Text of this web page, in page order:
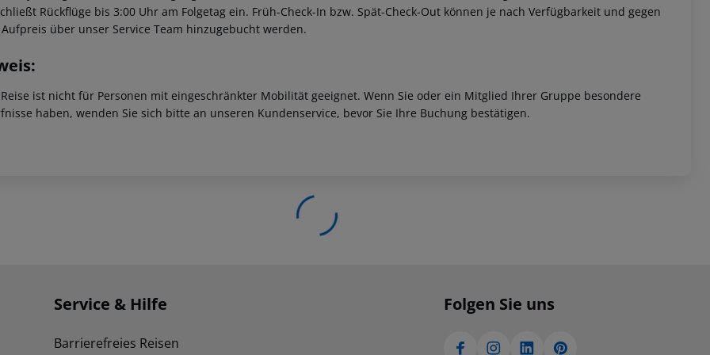
Rückflüge bis 3:00 Uhr am Folgetag ein. Früh-Check-In bzw. Spät-Check-Out können je nach Verfügbarkeit und gegen
über unser Service Team hinzugebucht werden.
ist nicht für Personen mit eingeschränkter Mobilität geeignet. Wenn Sie oder ein Mitglied Ihrer Gruppe besondere
haben, wenden Sie sich bitte an unseren Kundenservice, bevor Sie Ihre Buchung bestätigen.
Service & Hilfe
Barrierefreies Reisen
Folgen Sie uns